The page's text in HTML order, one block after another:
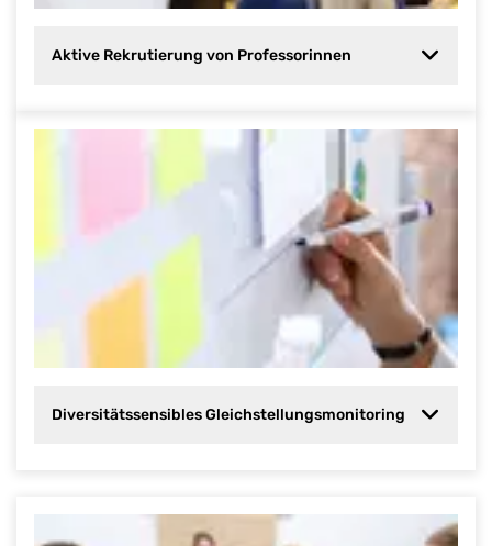
Aktive Rekrutierung von Professorinnen
Diversitätssensibles Gleichstellungsmonitoring